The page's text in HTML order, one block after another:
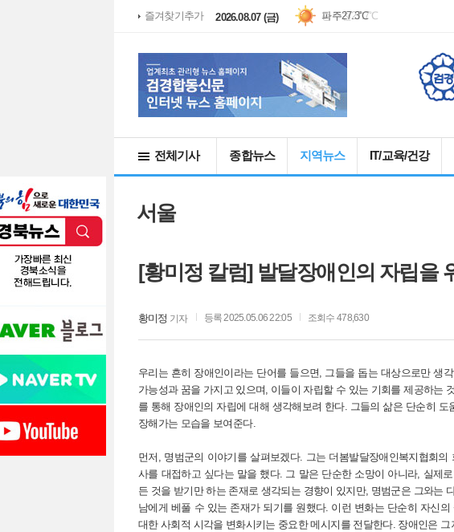
즐겨찾기추가 2026.08.07 (금) 파주27.3℃
전체기사 종합뉴스 지역뉴스 IT/교육/건강
서울
[황미정 칼럼] 발달장애인의 자립을
황미정 기자 등록 2025.05.06 22:05 조회수 478,630
우리는 흔히 장애인이라는 단어를 들으면, 그들을 돕는 대상으로만 생
가능성과 꿈을 가지고 있으며, 이들이 자립할 수 있는 기회를 제공하는
를 통해 장애인의 자립에 대해 생각해보려 한다. 그들의 삶은 단순히
장해가는 모습을 보여준다.
먼저, 명범군의 이야기를 살펴보겠다. 그는 더봄발달장애인복지협회
사를 대접하고 싶다는 말을 했다. 그 말은 단순한 소망이 아니라, 실제
든 것을 받기만 하는 존재로 생각되는 경향이 있지만, 명범군은 그와는
남에게 베풀 수 있는 존재가 되기를 원했다. 이런 변화는 단순히 자신
대한 사회적 시각을 변화시키는 중요한 메시지를 전달한다. 장애인은